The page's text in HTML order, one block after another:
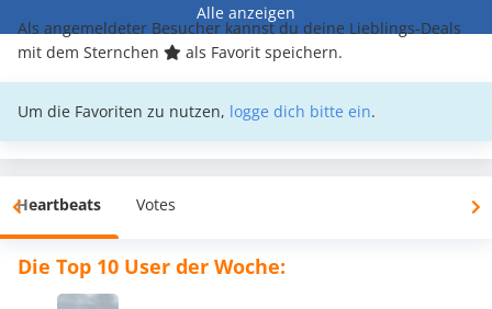
Alle anzeigen
Als angemeldeter Besucher kannst du deine Lieblings-Deals
mit dem Sternchen
als Favorit speichern.
Um die Favoriten zu nutzen, logge dich bitte ein.
Heartbeats Votes
Die Top 10 User der Woche: